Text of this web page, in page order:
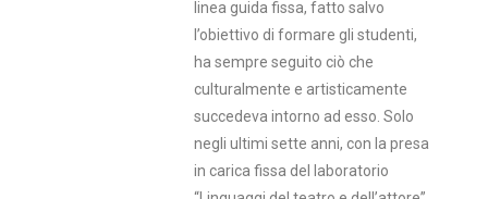
linea guida fissa, fatto salvo
l’obiettivo di formare gli studenti,
ha sempre seguito ciò che
culturalmente e artisticamente
succedeva intorno ad esso. Solo
negli ultimi sette anni, con la presa
in carica fissa del laboratorio